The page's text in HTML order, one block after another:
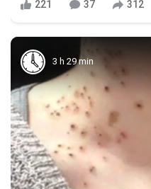
221 37 312
3 h 29 min